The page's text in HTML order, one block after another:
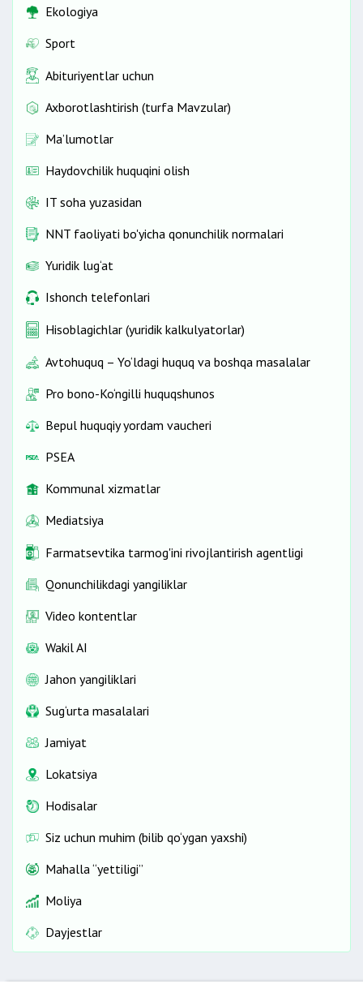
Ekologiya
Sport
Abituriyentlar uchun
Axborotlashtirish (turfa Mavzular)
Ma’lumotlar
Haydovchilik huquqini olish
IT soha yuzasidan
NNT faoliyati bo'yicha qonunchilik normalari
Yuridik lug‘at
Ishonch telefonlari
Hisoblagichlar (yuridik kalkulyatorlar)
Avtohuquq – Yo‘ldagi huquq va boshqa masalalar
Pro bono-Ko‘ngilli huquqshunos
Bepul huquqiy yordam vaucheri
PSEA
Kommunal xizmatlar
Mediatsiya
Farmatsevtika tarmog'ini rivojlantirish agentligi
Qonunchilikdagi yangiliklar
Video kontentlar
Wakil AI
Jahon yangiliklari
Sug‘urta masalalari
Jamiyat
Lokatsiya
Hodisalar
Siz uchun muhim (bilib qo‘ygan yaxshi)
Mahalla “yettiligi”
Moliya
Dayjestlar